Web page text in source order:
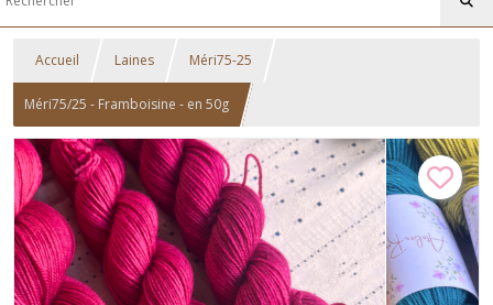
Accueil Laines Méri75-25
Méri75/25 - Framboisine - en 50g